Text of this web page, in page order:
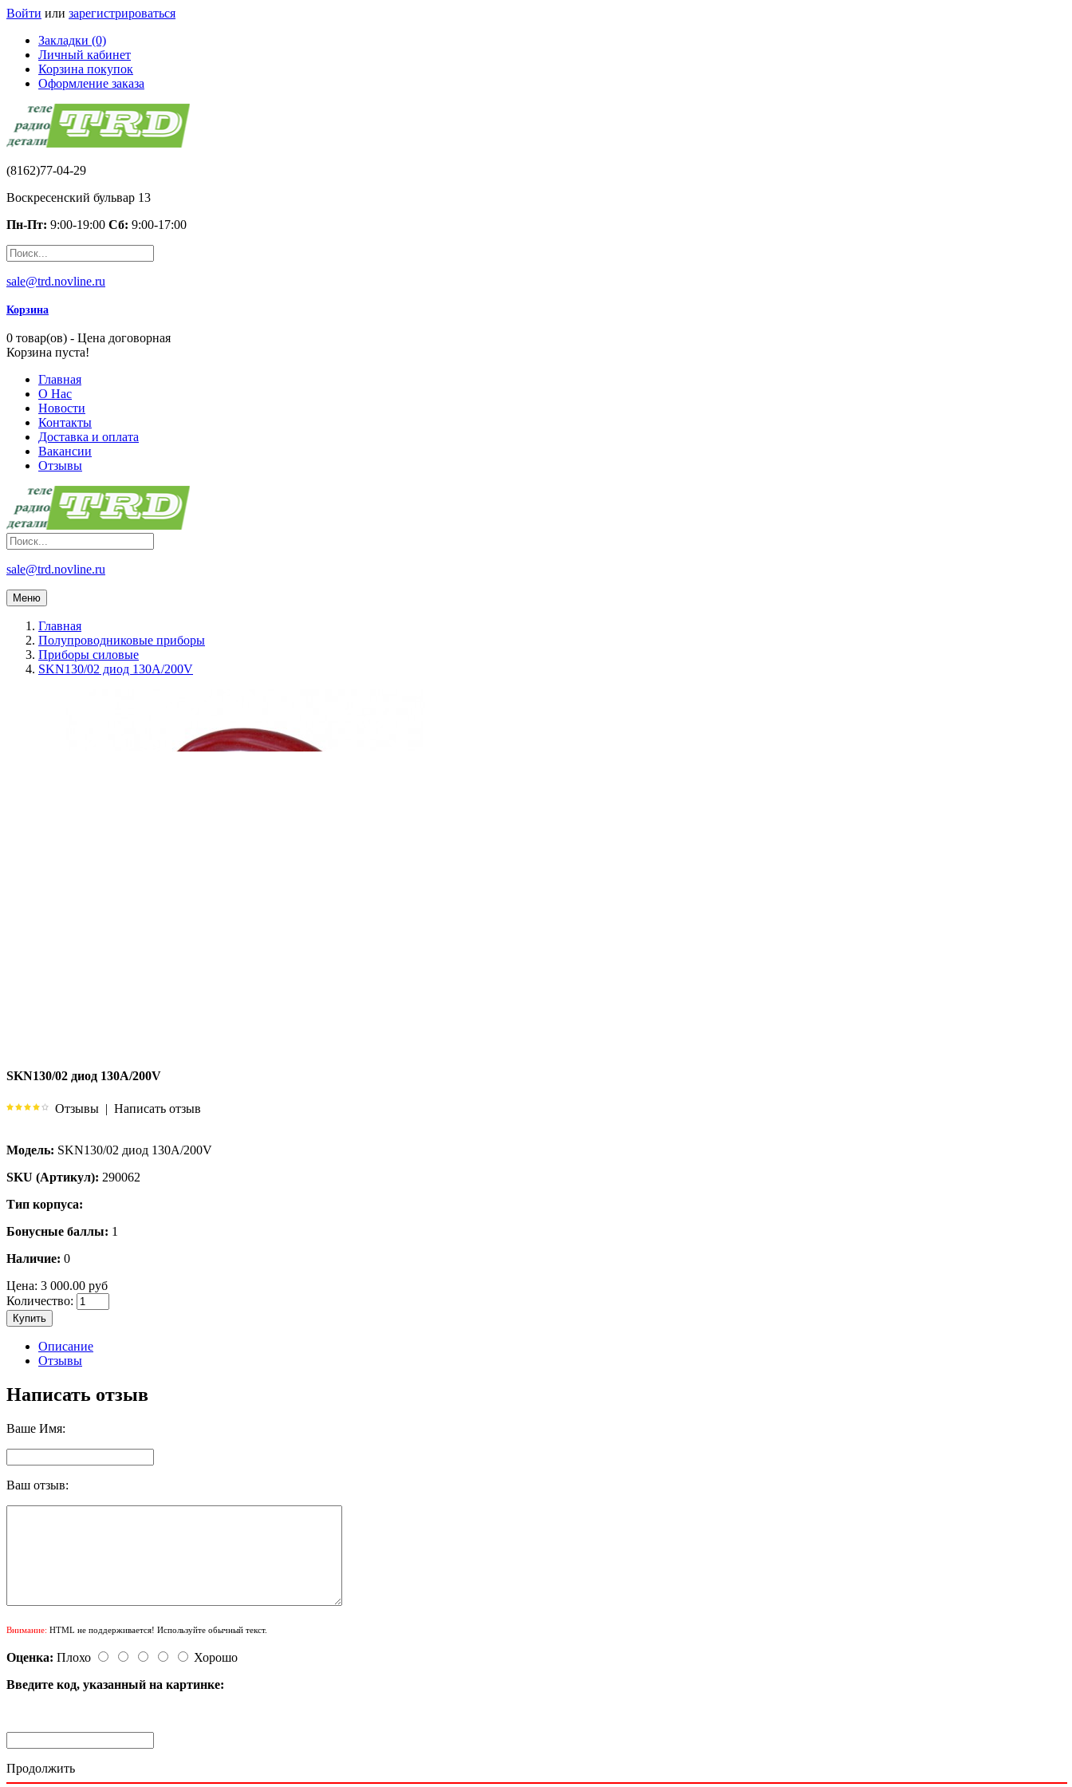
Войти или зарегистрироваться
Закладки (0)
Личный кабинет
Корзина покупок
Оформление заказа
(8162)77-04-29
Воскресенский бульвар 13
Пн-Пт: 9:00-19:00 Сб: 9:00-17:00
sale@trd.novline.ru
Корзина
0 товар(ов) - Цена договорная
Корзина пуста!
Главная
О Нас
Новости
Контакты
Доставка и оплата
Вакансии
Отзывы
sale@trd.novline.ru
Меню
Главная
Полупроводниковые приборы
Приборы силовые
SKN130/02 диод 130A/200V
SKN130/02 диод 130A/200V
Отзывы | Написать отзыв
Модель: SKN130/02 диод 130A/200V
SKU (Артикул): 290062
Тип корпуса:
Бонусные баллы: 1
Наличие: 0
Цена: 3 000.00 руб
Количество:
Купить
Описание
Отзывы
Написать отзыв
Ваше Имя:
Ваш отзыв:
Внимание: HTML не поддерживается! Используйте обычный текст.
Оценка: Плохо
Хорошо
Введите код, указанный на картинке:
Продолжить